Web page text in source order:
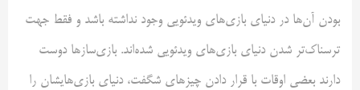
بودن آن‌ها در دنیای بازی‌های ویدئویی وجود نداشته باشد و فقط جهت
ترسناک‌تر شدن دنیای بازی‌های ویدئویی شده‌اند. بازی‌سازها دوست
دارند بعضی اوقات با قرار دادن چیزهای شگفت، دنیای بازی‌هایشان را